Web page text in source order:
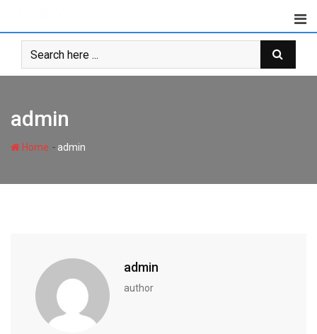
content
admin
Home - admin
admin
author